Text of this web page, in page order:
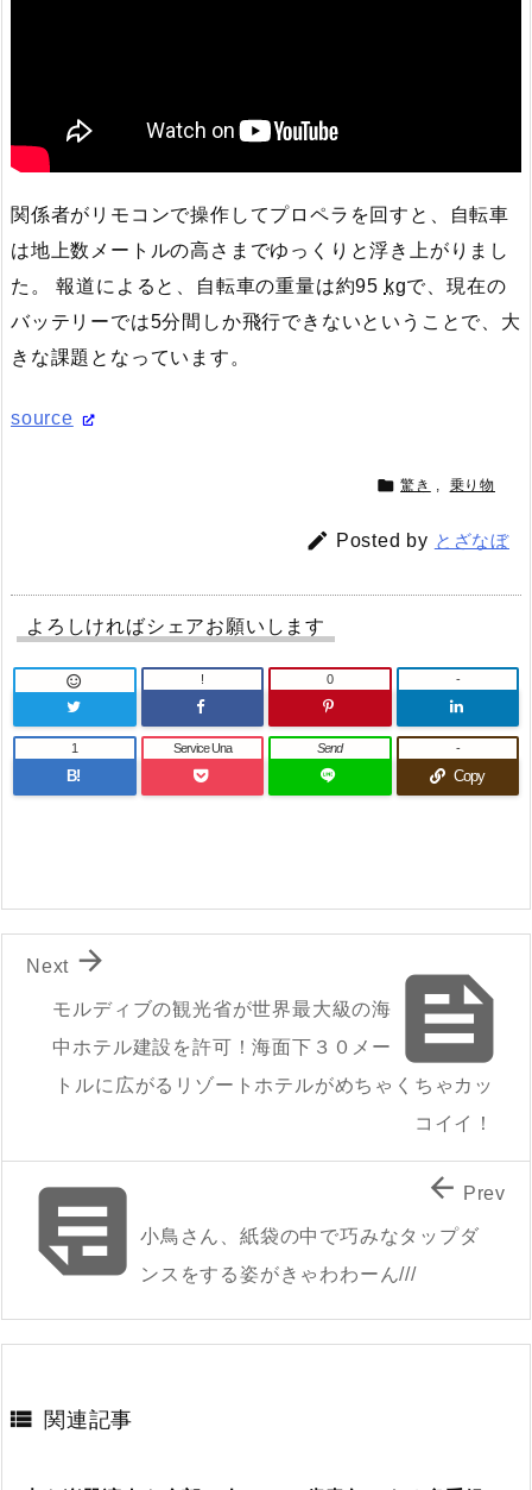
関係者がリモコンで操作してプロペラを回すと、自転車
は地上数メートルの高さまでゆっくりと浮き上がりまし
た。 報道によると、自転車の重量は約95 kgで、現在の
バッテリーでは5分間しか飛行できないということで、大
きな課題となっています。
source
 驚き , 乗り物
 Posted by とざなぼ
よろしければシェアお願いします
 ! 0 -
B!
1 Service Una Send
Copy
-

モルディブの観光省が世界最大級の海
中ホテル建設を許可！海面下３０メー
トルに広がるリゾートホテルがめちゃくちゃカッ
コイイ！

Next
小鳥さん、紙袋の中で巧みなタップダ
ンスをする姿がきゃわわーん///
 Prev
 関連記事